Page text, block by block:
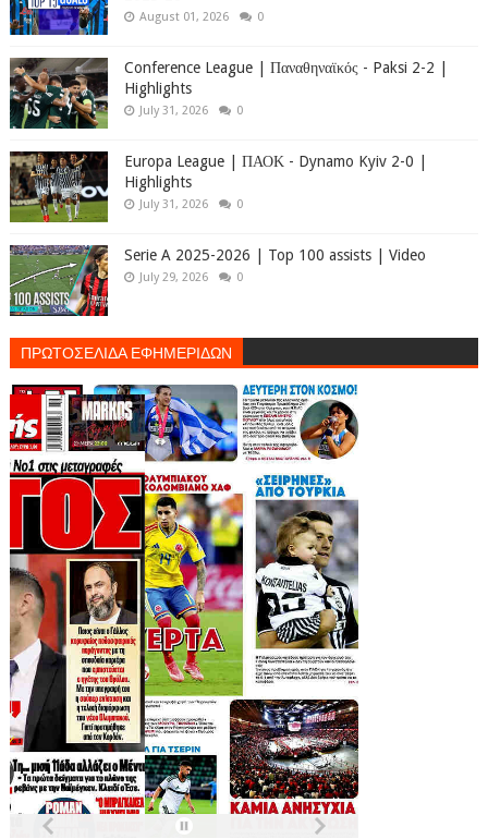
August 01, 2026 0
Conference League | Παναθηναϊκός - Paksi 2-2 |
Highlights
July 31, 2026 0
Europa League | ΠΑΟΚ - Dynamo Kyiv 2-0 |
Highlights
July 31, 2026 0
Serie A 2025-2026 | Top 100 assists | Video
July 29, 2026 0
ΠΡΩΤΟΣΕΛΙΔΑ ΕΦΗΜΕΡΙΔΩΝ